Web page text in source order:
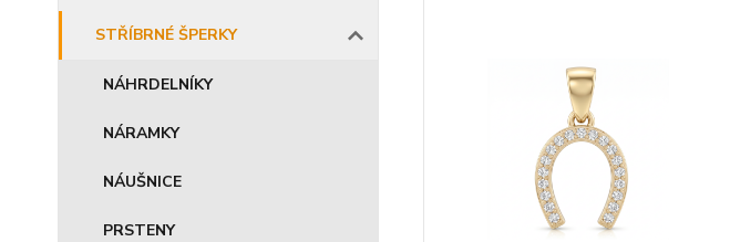
STŘÍBRNÉ ŠPERKY
NÁHRDELNÍKY
NÁRAMKY
NÁUŠNICE
PRSTENY